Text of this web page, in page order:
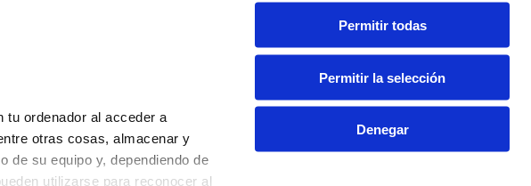
tu ordenador al acceder a
otras cosas, almacenar y
de su equipo y, dependiendo de
utilizarse para reconocer al
Permitir todas
Permitir la selección
Denegar
05 12
Info ecoparques
Aviso Legal